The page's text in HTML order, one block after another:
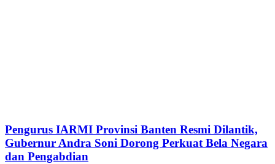
Pengurus IARMI Provinsi Banten Resmi Dilantik,
Gubernur Andra Soni Dorong Perkuat Bela Negara
dan Pengabdian